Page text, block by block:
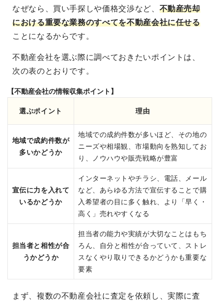
なぜなら、買い手探しや価格交渉など、 不動産売却
における重要な業務のすべてを不動産会社に任せる
ことになるからです。
不動産会社を選ぶ際に調べておきたいポイントは、
次の表のとおりです。
【不動産会社の情報収集ポイント】
選ぶポイント 理由
地域で成約件数が
多いかどうか
地域での成約件数が多いほど、その地の
ニーズや相場観、市場動向を熟知してお
り、ノウハウや販売戦略が豊富
宣伝に力を入れて
いるかどうか
インターネットやチラシ、電話、メール
など、あらゆる方法で宣伝することで購
入希望者の目に多く触れ、より「早く・
高く」売れやすくなる
担当者と相性が合
うかどうか
担当者の能力や実績が大切なことはもち
ろん、自分と相性が合っていて、ストレ
スなくやり取りできるかどうかも重要な
要素
まず、複数の不動産会社に査定を依頼し、実際に査